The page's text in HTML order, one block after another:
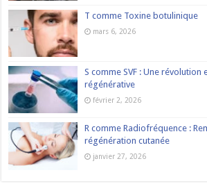
T comme Toxine botulinique
mars 6, 2026
S comme SVF : Une révolution
régénérative
février 2, 2026
R comme Radiofréquence :
régénération cutanée
janvier 27, 2026